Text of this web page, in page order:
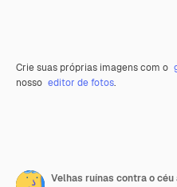
Crie suas próprias imagens com o
nosso editor de fotos.
Velhas ruínas contra o céu